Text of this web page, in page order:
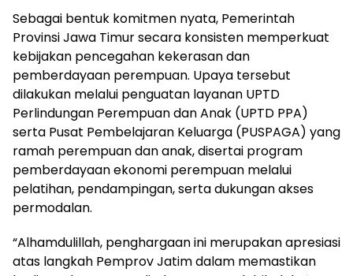
Sebagai bentuk komitmen nyata, Pemerintah
Provinsi Jawa Timur secara konsisten memperkuat
kebijakan pencegahan kekerasan dan
pemberdayaan perempuan. Upaya tersebut
dilakukan melalui penguatan layanan UPTD
Perlindungan Perempuan dan Anak (UPTD PPA)
serta Pusat Pembelajaran Keluarga (PUSPAGA) yang
ramah perempuan dan anak, disertai program
pemberdayaan ekonomi perempuan melalui
pelatihan, pendampingan, serta dukungan akses
permodalan.
“Alhamdulillah, penghargaan ini merupakan apresiasi
atas langkah Pemprov Jatim dalam memastikan